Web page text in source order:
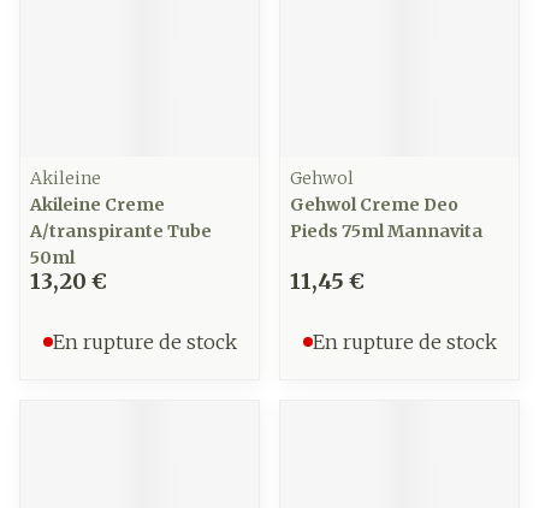
Akileine
Akileine Creme
A/transpirante Tube
50ml
13,20 €
En rupture de stock
Gehwol
Gehwol Creme Deo
Pieds 75ml Mannavita
11,45 €
En rupture de stock